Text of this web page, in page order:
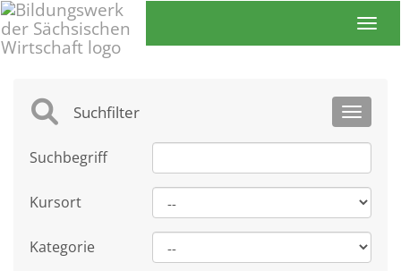
Toggle
Suchfilter
Suchbegriff
Kursort
Kategorie